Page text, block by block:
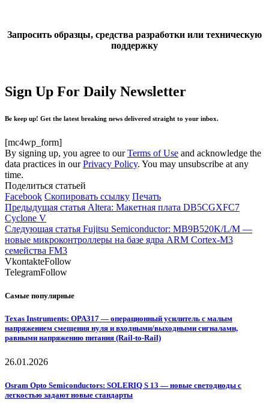
Запросить образцы, средства разработки или техническую
поддержку
Sign Up For Daily Newsletter
Be keep up! Get the latest breaking news delivered straight to your inbox.
[mc4wp_form]
By signing up, you agree to ourTerms of Use and acknowledge the
data practices in ourPrivacy Policy. You may unsubscribe at any
time.
Поделиться статьей
Facebook Скопировать ссылку Печать
Предыдущая статья Altera: Макетная плата DB5CGXFC7
Cyclone V
Следующая статья Fujitsu Semiconductor: MB9B520K/L/M —
новые микроконтроллеры на базе ядра ARM Cortex-M3
семейства FM3
VkontakteFollow
TelegramFollow
Самые популярные
Texas Instruments: OPA317 — операционный усилитель с малым
напряжением смещения нуля и входными/выходными сигналами,
равными напряжению питания (Rail-to-Rail)
26.01.2026
Osram Opto Semiconductors: SOLERIQ S 13 — новые светодиоды с
легкостью задают новые стандарты